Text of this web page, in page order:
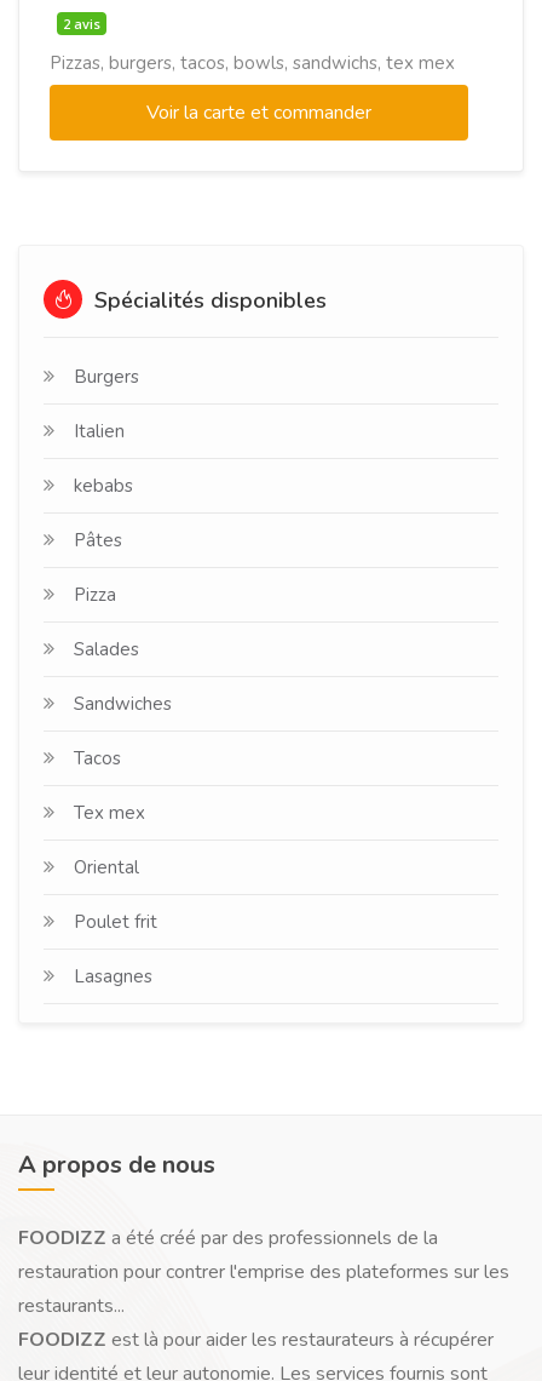
2 avis
Pizzas, burgers, tacos, bowls, sandwichs, tex mex
Voir la carte et commander
Spécialités disponibles
Burgers
Italien
kebabs
Pâtes
Pizza
Salades
Sandwiches
Tacos
Tex mex
Oriental
Poulet frit
Lasagnes
A propos de nous
FOODIZZ a été créé par des professionnels de la
restauration pour contrer l'emprise des plateformes sur les
restaurants...
FOODIZZ est là pour aider les restaurateurs à récupérer
leur identité et leur autonomie. Les services fournis sont